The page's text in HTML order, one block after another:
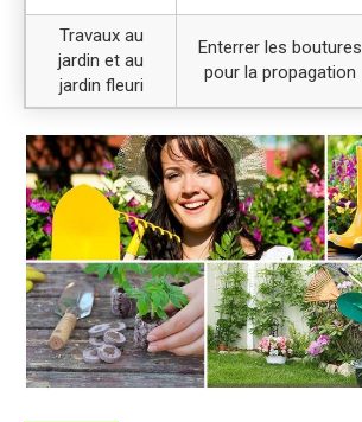
Travaux au
jardin et au
jardin fleuri
Enterrer les boutures
pour la propagation